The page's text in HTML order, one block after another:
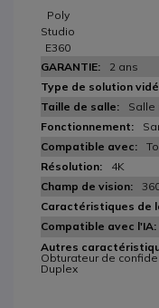
Poly
Studio
E360
2 ans
Salle
4K
Obturateur de
Duplex